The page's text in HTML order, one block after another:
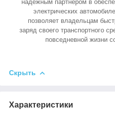
надежным партнером в
электрических
позволяет владельцам
заряд своего транспортного
повседневной жизни
Скрыть
Характеристики